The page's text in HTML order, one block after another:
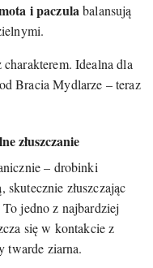
i paczulabalansują
Idealna dla
Bracia Mydlarze – teraz
złuszczanie
– drobinki
skutecznie złuszczając
jedno z najbardziej
się w kontakcie z
twarde ziarna.